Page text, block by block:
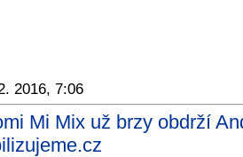
2016, 7:06
Mi Mix už brzy obdrží